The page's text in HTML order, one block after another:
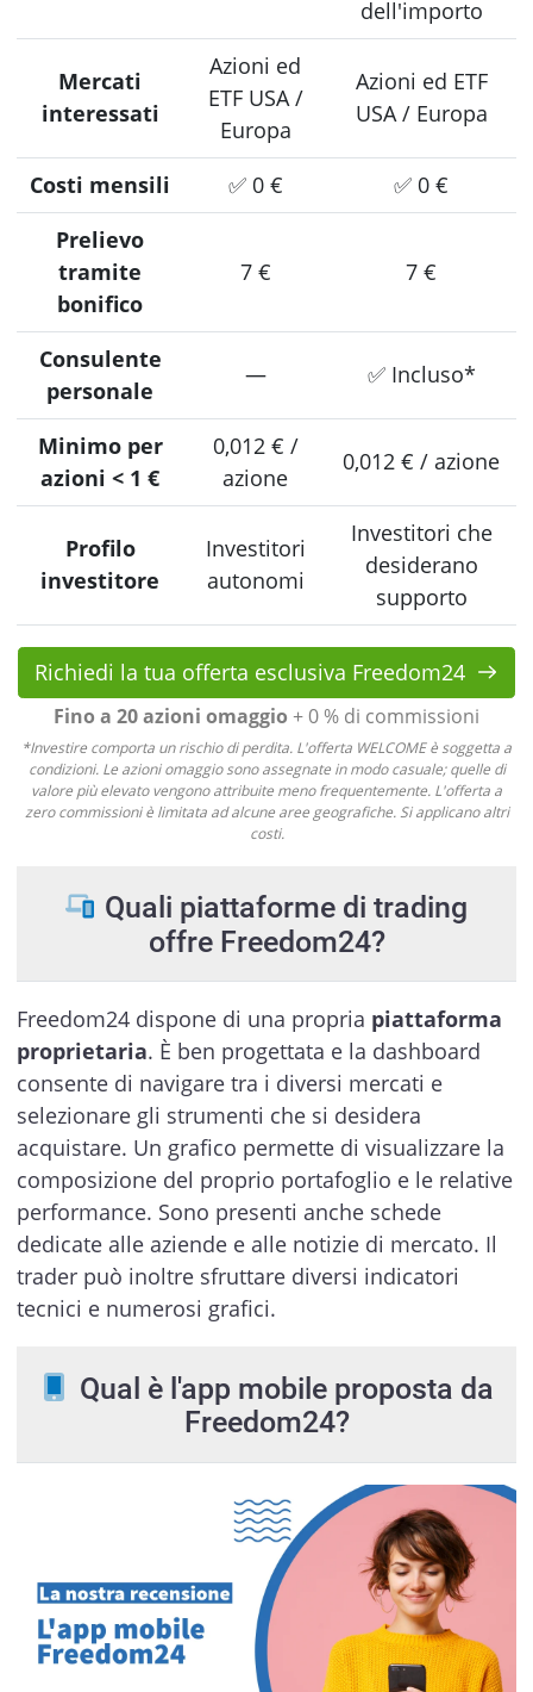
dell'importo
Mercati
interessati
Azioni ed
ETF USA /
Europa
Azioni ed ETF
USA / Europa
Costi mensili ✅ 0 €
✅ 0 €
Prelievo
tramite
bonifico
7 € 7 €
Consulente
personale
— ✅ Incluso*
Minimo per
azioni < 1 €
0,012 € /
azione
0,012 € / azione
Profilo
investitore
Investitori
autonomi
Investitori che
desiderano
supporto
Richiedi la tua offerta esclusiva Freedom24
Fino a 20 azioni omaggio + 0 % di commissioni
*Investire comporta un rischio di perdita. L'offerta WELCOME è soggetta a
condizioni. Le azioni omaggio sono assegnate in modo casuale; quelle di
valore più elevato vengono attribuite meno frequentemente. L'offerta a
zero commissioni è limitata ad alcune aree geografiche. Si applicano altri
costi.
Quali piattaforme di trading
offre Freedom24?
Freedom24 dispone di una propria piattaforma
proprietaria. È ben progettata e la dashboard
consente di navigare tra i diversi mercati e
selezionare gli strumenti che si desidera
acquistare. Un grafico permette di visualizzare la
composizione del proprio portafoglio e le relative
performance. Sono presenti anche schede
dedicate alle aziende e alle notizie di mercato. Il
trader può inoltre sfruttare diversi indicatori
tecnici e numerosi grafici.
Qual è l'app mobile proposta da
Freedom24?